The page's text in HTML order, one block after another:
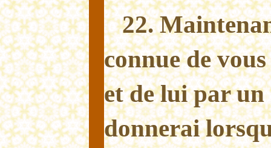
22.
connue de
et de lui par un
donnerai